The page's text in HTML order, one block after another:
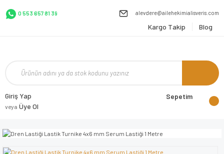
0 553 657 81 39 alevdere@ailehekimialisveris.com
Kargo Takip Blog
Giriş Yap
veya Üye Ol
Sepetim